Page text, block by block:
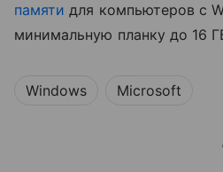
памяти для компьютеров с
минимальную планку до 16
Windows Microsoft